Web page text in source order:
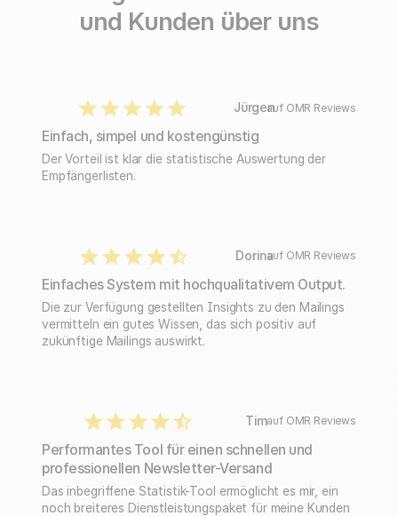
und Kunden über uns
Jürgenauf OMR Reviews
Einfach, simpel und kostengünstig
Der Vorteil ist klar die statistische Auswertung der
Empfängerlisten.
Dorinaauf OMR Reviews
Einfaches System mit hochqualitativem Output.
Die zur Verfügung gestellten Insights zu den Mailings
vermitteln ein gutes Wissen, das sich positiv auf
zukünftige Mailings auswirkt.
Timauf OMR Reviews
Performantes Tool für einen schnellen und
professionellen Newsletter-Versand
Das inbegriffene Statistik-Tool ermöglicht es mir, ein
noch breiteres Dienstleistungspaket für meine Kunden